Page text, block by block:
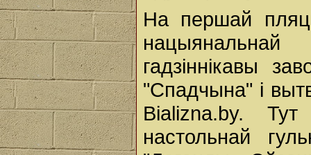
На першай
гадзіннікавы
"Спадчына" і
Bializna.by.
настольнай